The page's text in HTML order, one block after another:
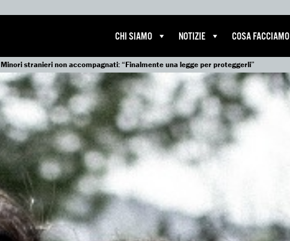
CHI SIAMO NOTIZIE COSA FACCIAMO
Minori stranieri non accompagnati: “Finalmente una legge per proteggerli”